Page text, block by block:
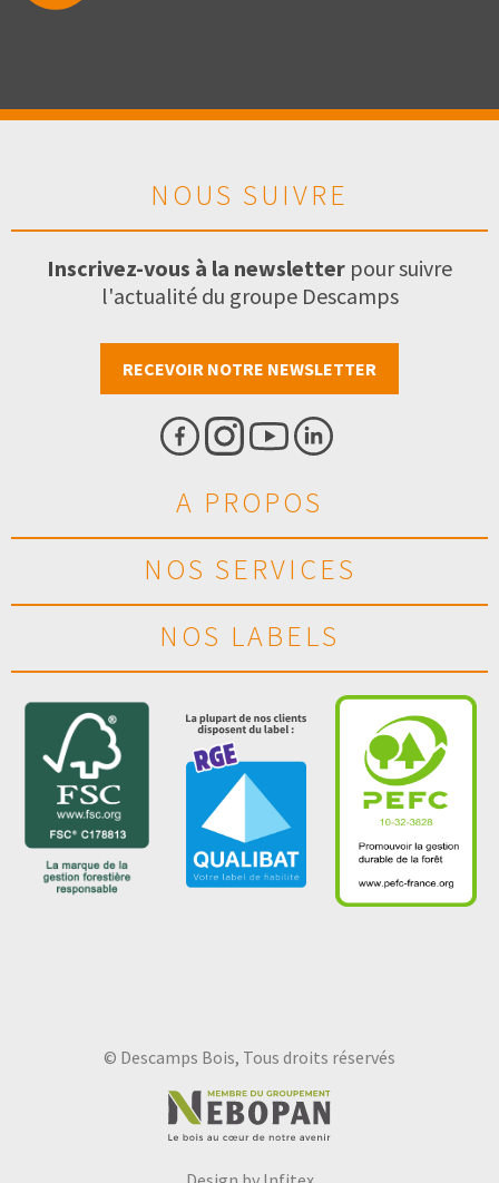
NOUS SUIVRE
Inscrivez-vous à la newsletter pour suivre
l'actualité du groupe Descamps
RECEVOIR NOTRE NEWSLETTER
A PROPOS
NOS SERVICES
NOS LABELS
© Descamps Bois, Tous droits réservés